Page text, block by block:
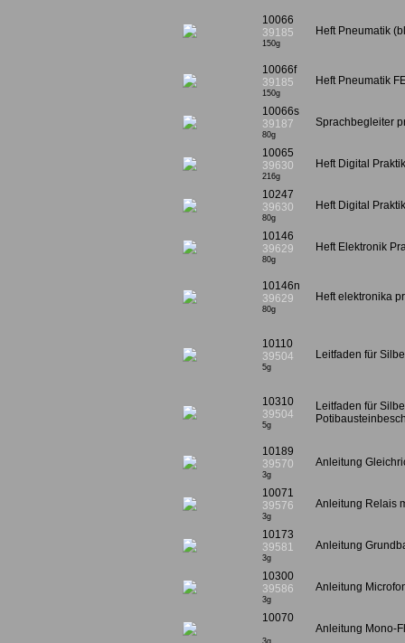
10066
39185
150g
Heft Pneumatik
10066f
39185
150g
Heft Pneumatik
10066s
39187
80g
Sprachbegleiter
10065
39630
216g
Heft Digital
10247
39630
80g
Heft Digital
10146
39629
80g
Heft Elektronik
10146n
39629
80g
Heft elektronika
10110
39504
5g
Leitfaden für
10310
39504
5g
Leitfaden für
10189
39570
3g
Anleitung
10071
39576
3g
Anleitung Relais
10173
39581
3g
Anleitung
10300
39586
3g
Anleitung
10070
Anleitung Mono-